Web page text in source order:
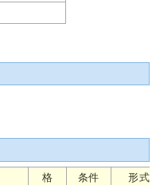
格 条件
形式